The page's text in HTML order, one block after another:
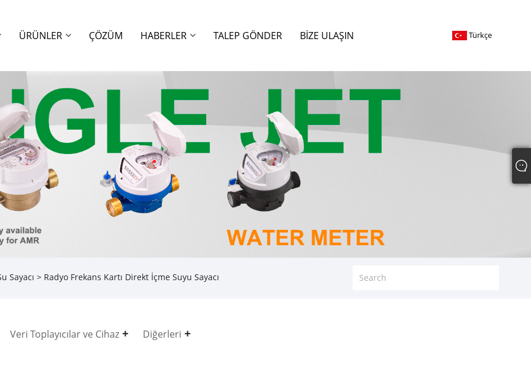
ÜRÜNLER ÇÖZÜM HABERLER TALEP GÖNDER BIZE ULAŞIN Türkçe
Sayacı > Radyo Frekans Kartı Direkt İçme Suyu Sayacı
Veri Toplayıcılar ve Cihaz Diğerleri